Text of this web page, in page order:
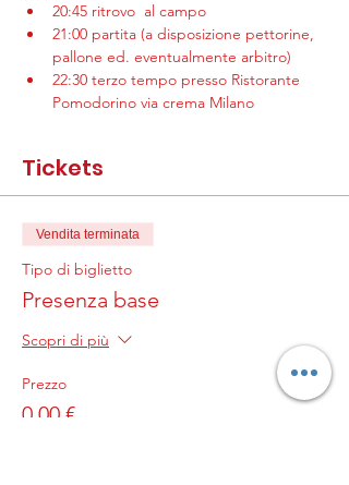
20:45 ritrovo  al campo
21:00 partita (a disposizione pettorine,
pallone ed. eventualmente arbitro)
22:30 terzo tempo presso Ristorante
Pomodorino via crema Milano
Tickets
Vendita terminata
Tipo di biglietto
Presenza base
Scopri di più
Prezzo
0,00 €